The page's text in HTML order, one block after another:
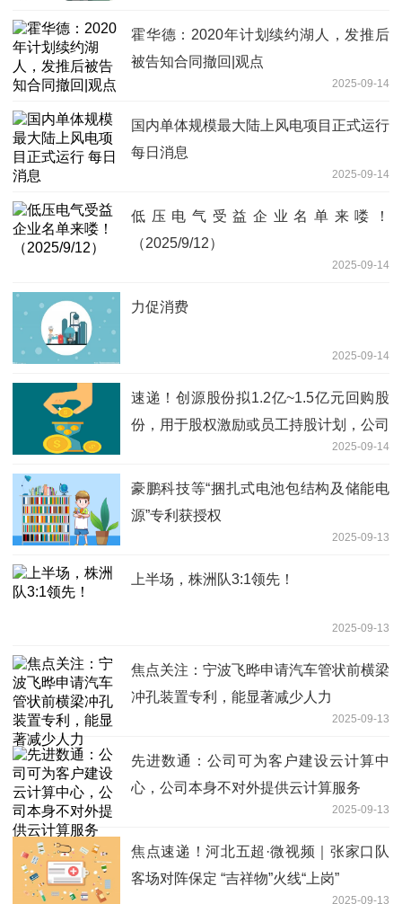
霍华德：2020年计划续约湖人，发推后
被告知合同撤回|观点
2025-09-14
国内单体规模最大陆上风电项目正式运行
每日消息
2025-09-14
低压电气受益企业名单来喽！
（2025/9/12）
2025-09-14
力促消费
2025-09-14
速递！创源股份拟1.2亿~1.5亿元回购股
份，用于股权激励或员工持股计划，公司
2025-09-14
豪鹏科技等“捆扎式电池包结构及储能电
源”专利获授权
2025-09-13
上半场，株洲队3:1领先！
2025-09-13
焦点关注：宁波飞晔申请汽车管状前横梁
冲孔装置专利，能显著减少人力
2025-09-13
先进数通：公司可为客户建设云计算中
心，公司本身不对外提供云计算服务
2025-09-13
焦点速递！河北五超·微视频｜张家口队
客场对阵保定 “吉祥物”火线“上岗”
2025-09-13